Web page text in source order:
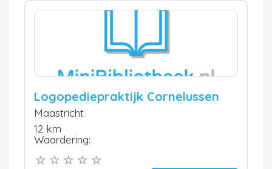
Logopediepraktijk Cornelussen
Maastricht
12 km
Waardering: